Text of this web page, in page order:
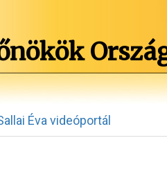
Éva videóportál